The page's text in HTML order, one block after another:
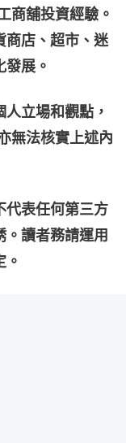
商舖投資經驗。
商店、超市、迷
展。
立場和觀點，
無法核實上述內
代表任何第三方
讀者務請運用